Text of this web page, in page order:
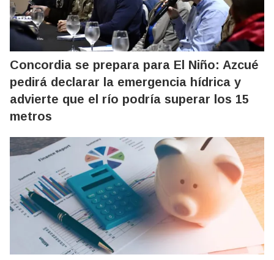
Concordia se prepara para El Niño: Azcué
pedirá declarar la emergencia hídrica y
advierte que el río podría superar los 15
metros